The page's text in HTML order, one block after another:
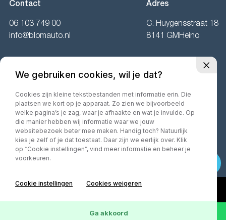
Contact
06 103 749 00
info@blomauto.nl
Adres
C. Huygensstraat 18
8141 GMHeino
Di t/m vr:
09.00 tot 17.00 uur.
Za:
10.00 tot 16.00 uur.
©2026· MorgenInternet Algemene voorwaarden
We gebruiken cookies, wil je dat?
Cookies zijn kleine tekstbestanden met informatie erin. Die
plaatsen we kort op je apparaat. Zo zien we bijvoorbeeld
welke pagina’s je zag, waar je afhaakte en wat je invulde. Op
die manier hebben wij informatie waar we jouw
websitebezoek beter mee maken. Handig toch? Natuurlijk
kies je zelf of je dat toestaat. Daar zijn we eerlijk over. Klik
op “Cookie instellingen”, vind meer informatie en beheer je
voorkeuren.
Cookie instellingen Cookies weigeren
Ga akkoord